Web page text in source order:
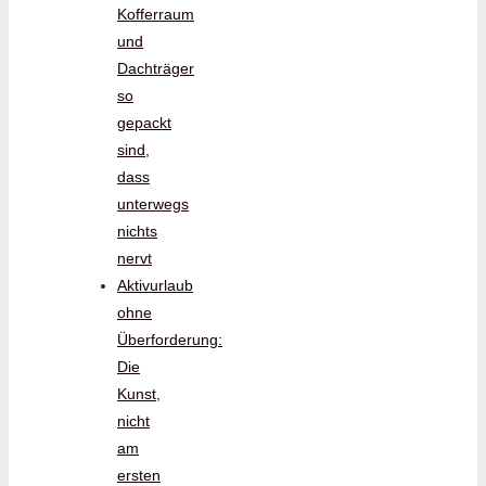
Kofferraum
und
Dachträger
so
gepackt
sind,
dass
unterwegs
nichts
nervt
Aktivurlaub
ohne
Überforderung:
Die
Kunst,
nicht
am
ersten